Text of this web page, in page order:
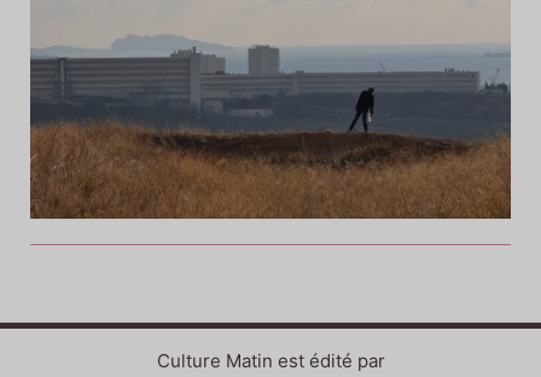
Culture Matin est édité par